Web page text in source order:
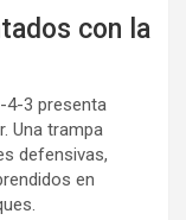
con la
4-3 presenta
Una trampa
defensivas,
en